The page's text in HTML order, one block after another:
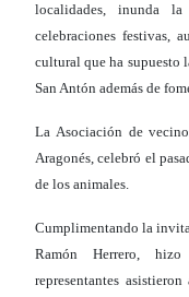
localidades, inunda
celebraciones festivas,
cultural que ha supuesto
San Antón además de
La Asociación de
Aragonés, celebró el
de los animales.
Cumplimentando la
Ramón Herrero,
representantes